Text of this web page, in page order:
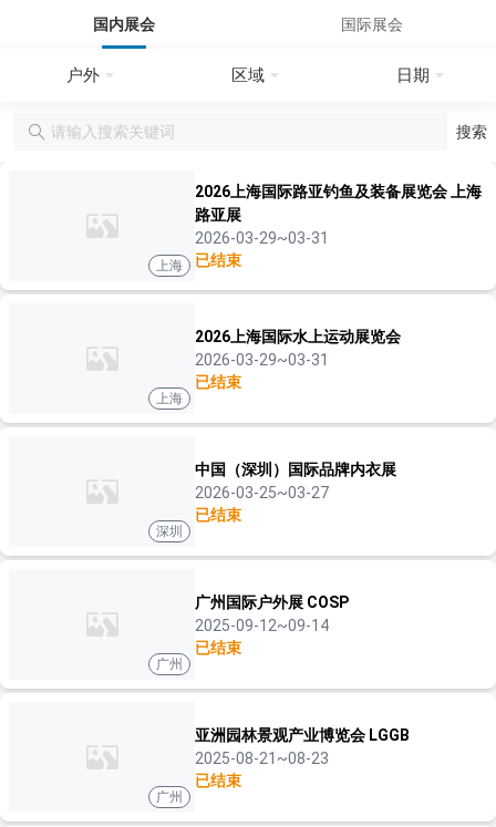
国内展会 国际展会
户外 区域 日期
搜索
上海
2026上海国际路亚钓鱼及装备展览会 上海
路亚展
2026-03-29~03-31
已结束
上海
2026上海国际水上运动展览会
2026-03-29~03-31
已结束
深圳
中国（深圳）国际品牌内衣展
2026-03-25~03-27
已结束
广州
广州国际户外展 COSP
2025-09-12~09-14
已结束
广州
亚洲园林景观产业博览会 LGGB
2025-08-21~08-23
已结束